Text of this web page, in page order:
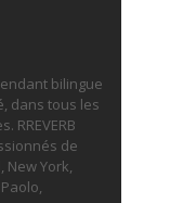
bilingue
dans tous les
RREVERB
de
York,